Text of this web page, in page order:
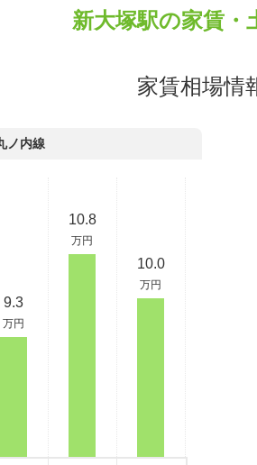
新大塚駅の家賃・
家賃相場情
ノ内線
9.3
万円
10.8
万円
10.0
万円